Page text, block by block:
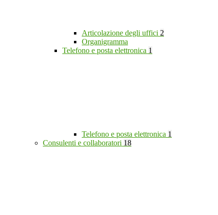
Articolazione degli uffici 2
Organigramma
Telefono e posta elettronica 1
Telefono e posta elettronica 1
Consulenti e collaboratori 18